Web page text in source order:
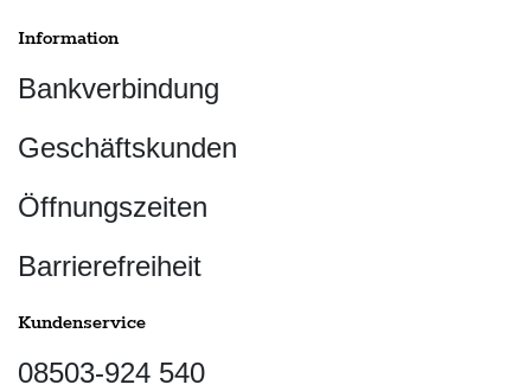
Information
Bankverbindung
Geschäftskunden
Öffnungszeiten
Barrierefreiheit
Kundenservice
08503-924 540